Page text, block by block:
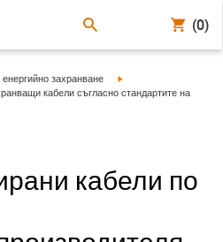
(0)
захранване
igus-icon-arrow-right
arrow-rightкабели съгласно стандартите на
кабели по